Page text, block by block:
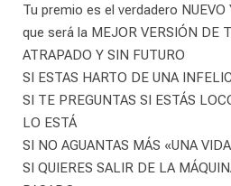
Tu premio es el verdadero
que será la MEJOR VERSIÓN DE
ATRAPADO Y SIN FUTURO
SI ESTAS HARTO DE UNA
SI TE PREGUNTAS SI ESTÁS
LO ESTÁ
SI NO AGUANTAS MÁS «UNA
SI QUIERES SALIR DE LA